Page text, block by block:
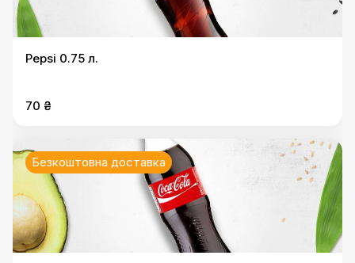
Pepsi 0.75 л.
70 ₴
Безкоштовна доставка